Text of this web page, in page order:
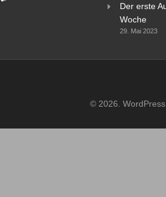
Der erste
Woche
29. Mai 2023
© 2026.